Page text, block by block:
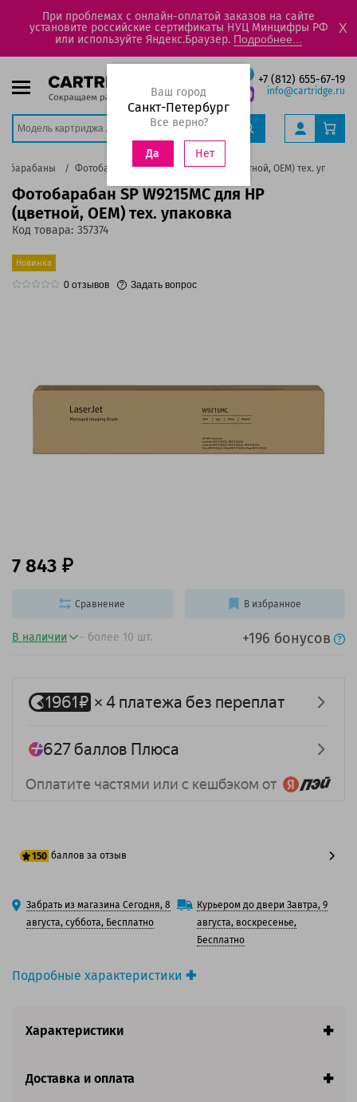
При проблемах с онлайн-оплатой заказов на сайте
установите российские сертификаты НУЦ Минцифры РФ
или используйте Яндекс.Браузер. Подробнее...
X
+7 (812) 655-67-19
info@cartridge.ru
Ваш город
Санкт-Петербург
Все верно?
Да Нет
Фотобарабан SP W9215MC для HP (цветной, OEM) тех.
Фотобарабан SP W9215MC для HP
(цветной, OEM) тех. упаковка
Код товара: 357374
Новинка
0 отзывов Задать вопрос
Подробные характеристики
Оригинальность:Оригинальный
В наличии - более 10 шт. +196 бонусов
7 843
150 баллов за отзыв
125 баллов
150 баллов
Забрать из магазина Сегодня, 8
августа, суббота, Бесплатно
Курьером до двери Завтра, 9
августа, воскресенье,
Бесплатно
Сравнение В избранное
Характеристики
Доставка и оплата